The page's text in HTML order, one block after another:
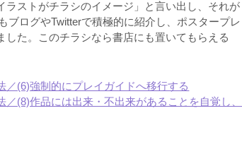
ラストがチラシのイメージ」と言い出し、それが
ブログやTwitterで積極的に紹介し、ポスタープレ
た。このチラシなら書店にも置いてもらえる
(6)強制的にプレイガイドへ移行する
(8)作品には出来・不出来があることを自覚し、